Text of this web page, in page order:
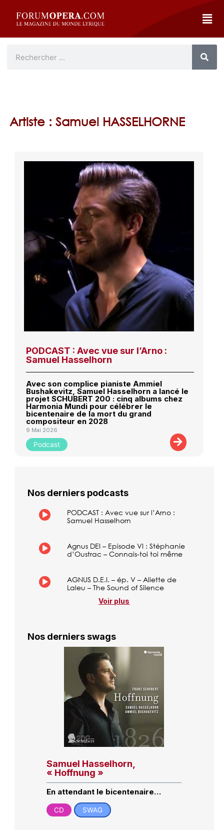
Artiste : Samuel HASSELHORNE
PODCAST : Avec vue sur l’Arno :
Samuel Hasselhorn
Avec son complice pianiste Ammiel
Bushakevitz, Samuel Hasselhorn a lancé le
projet SCHUBERT 200 : cinq albums chez
Harmonia Mundi pour célébrer le
bicentenaire de la mort du grand
compositeur en 2028
9 Mai 2026
Podcast
Nos derniers podcasts
PODCAST : Avec vue sur l’Arno :
Samuel Hasselhorn
Agnus DEI – Episode VI : Stéphanie
d’Oustrac – Connais-toi toi même
AGNUS D.E.I. – ép. V – Aliette de
Laleu – The Sound of Silence
Voir plus
Nos derniers swags
Samuel Hasselhorn,
« Hoffnung »
En attendant le bicentenaire…
CD SWAG